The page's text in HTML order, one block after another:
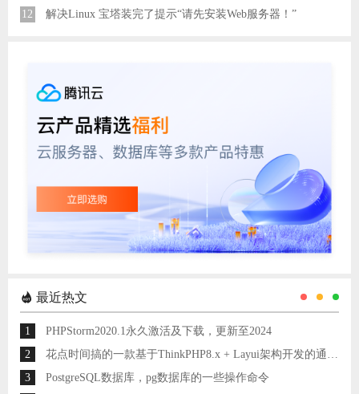
12
解决Linux 宝塔装完了提示“请先安装Web服务器！”
最近热文
1
PHPStorm2020.1永久激活及下载，更新至2024
2
花点时间搞的一款基于ThinkPHP8.x + Layui架构开发的通用后台管理系统
3
PostgreSQL数据库，pg数据库的一些操作命令